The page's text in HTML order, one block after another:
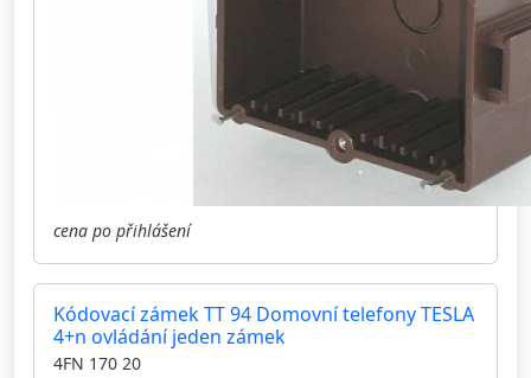
cena po přihlášení
Kódovací zámek TT 94 Domovní telefony TESLA
4+n ovládání jeden zámek
4FN 170 20